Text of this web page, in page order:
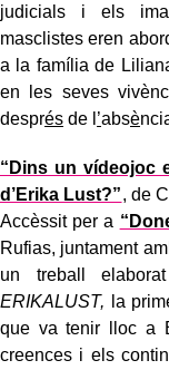
judicials i els
masclistes eren
a la família de
en les seves
després de l ’absè
“Dins un vídeojoc
d’Erika Lust?”, de
Accèssit per a
Rufias, juntament
un treball
ERIKALUST,
la
que va tenir lloc a
creences i els